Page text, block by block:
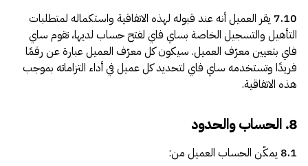
7.10 يقر العميل أنه عند قبوله لهذه الاتفاقية واستكماله لمتطلبات
التأهيل والتسجيل الخاصة بساي فاي لفتح حساب لديها، تقوم ساي
فاي بتعيين معرّف العميل. سيكون كل معرّف العميل عبارة عن رقمًا
فريدًا وتستخدمه ساي فاي لتحديد كل عميل في أداء التزاماته بموجب
هذه الاتفاقية.
8. الحساب والحدود
8.1 يمكّن الحساب العميل من: